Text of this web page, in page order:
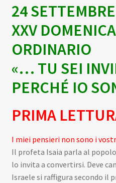
24 SETTEMBRE
XXV
ORDINARIO
«… TU SEI
PERCHÉ IO
PRIMA
I miei pensieri non sono i
Il profeta Isaia parla al
lo invita a convertirsi. Deve
Israele si raffigura secondo il